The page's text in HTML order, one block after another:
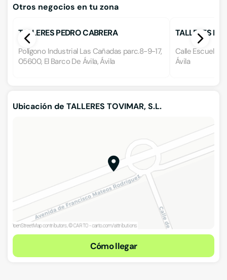
Otros negocios en tu zona
TALLERES PEDRO CABRERA
Polígono Industrial Las Cañadas parc.8-9-17,
05600, El Barco De Ávila, Ávila
TALLERES
Calle Escuelas
Ávila
Ubicación de TALLERES TOVIMAR, S.L.
Cómo llegar